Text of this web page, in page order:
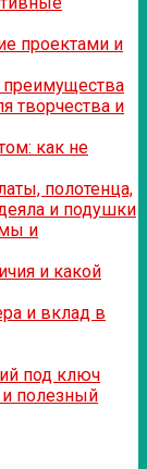
проектами и
преимущества
творчества и
как не
полотенца,
и подушки
и
и какой
и вклад в
под ключ
полезный